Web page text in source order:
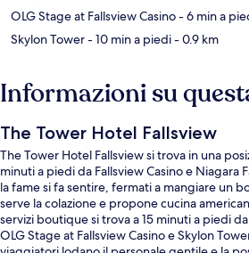
OLG Stage at Fallsview Casino- 6 min a
Skylon Tower- 10 min a piedi- 0.9 km
Informazioni su
The Tower Hotel Fallsview
The Tower Hotel Fallsview si trova in una
minuti a piedi da Fallsview Casino e Niagara
la fame si fa sentire, fermati a mangiare un
serve la colazione e propone cucina
servizi boutique si trova a 15 minuti a piedi
OLG Stage at Fallsview Casino e Skylon